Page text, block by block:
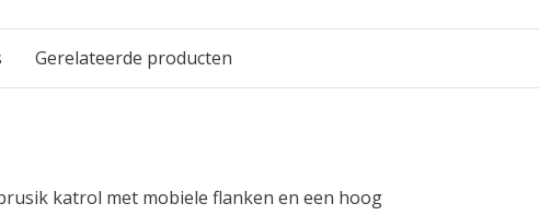
Gerelateerde producten
katrol met mobiele flanken en een hoog